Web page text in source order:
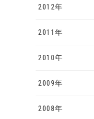
2012年
2011年
2010年
2009年
2008年